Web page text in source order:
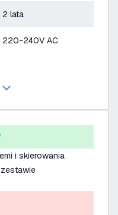
2 lata
220-240V AC
i skierowania